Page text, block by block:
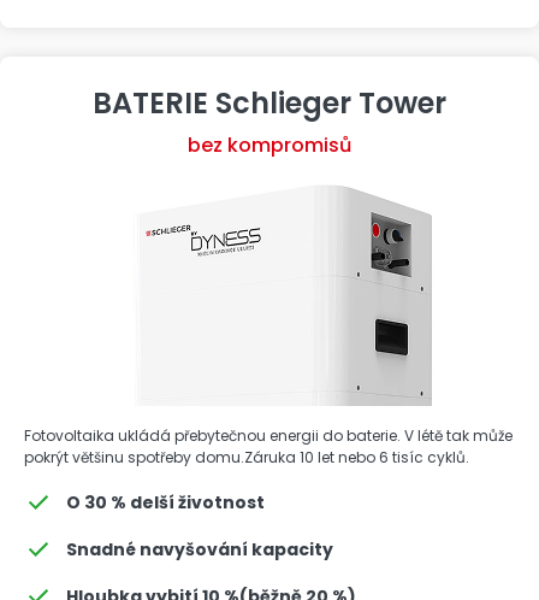
BATERIE Schlieger Tower
bez kompromisů
Fotovoltaika ukládá přebytečnou energii do baterie. V létě tak může
pokrýt většinu spotřeby domu.Záruka 10 let nebo 6 tisíc cyklů.
O 30 % delší životnost
Snadné navyšování kapacity